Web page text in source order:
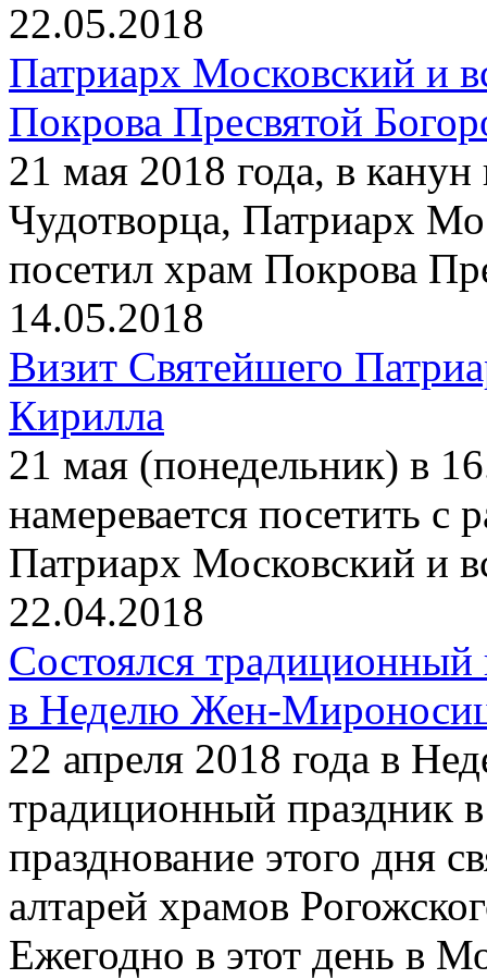
22.05.2018
Патриарх Московский и
Покрова Пресвятой
21 мая 2018 года, в
Чудотворца, Патриарх
посетил храм Покрова
14.05.2018
Визит Святейшего
Кирилла
21 мая (понедельник) в
намеревается посетить
Патриарх Московский и
22.04.2018
Состоялся традиционный
в Неделю Жен-
22 апреля 2018 года в
традиционный праздник
празднование этого дня
алтарей храмов
Ежегодно в этот день в